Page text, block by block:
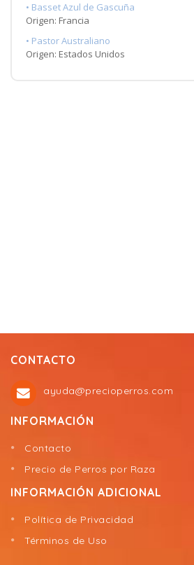
• Basset Azul de Gascuña
Origen: Francia
• Pastor Australiano
Origen: Estados Unidos
CONTACTO
ayuda@precioperros.com
INFORMACIÓN
Contacto
Precio de Perros por Raza
INFORMACIÓN ADICIONAL
Política de Privacidad
Términos de Uso